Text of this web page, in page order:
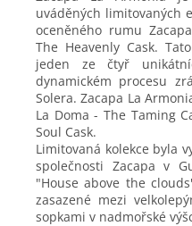
uváděných limitovaných
oceněného rumu
The Heavenly Cask.
jeden ze čtyř
dynamickém procesu
Solera. Zacapa La
La Doma - The Taming
Soul Cask.
Limitovaná kolekce byla
společnosti Zacapa v
"House above the
zasazené mezi
sopkami v nadmořské